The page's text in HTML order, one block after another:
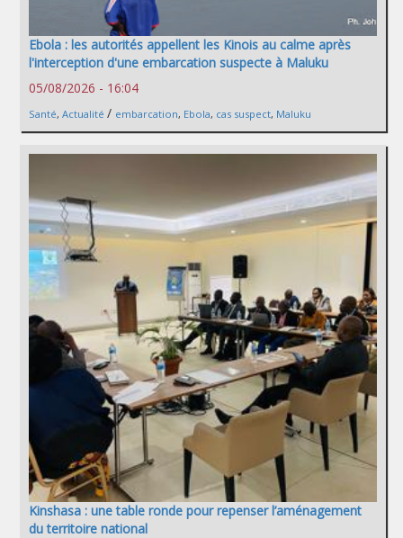
Ebola : les autorités appellent les Kinois au calme après
l'interception d'une embarcation suspecte à Maluku
05/08/2026 - 16:04
Santé, Actualité / embarcation, Ebola, cas suspect, Maluku
Kinshasa : une table ronde pour repenser l’aménagement
du territoire national